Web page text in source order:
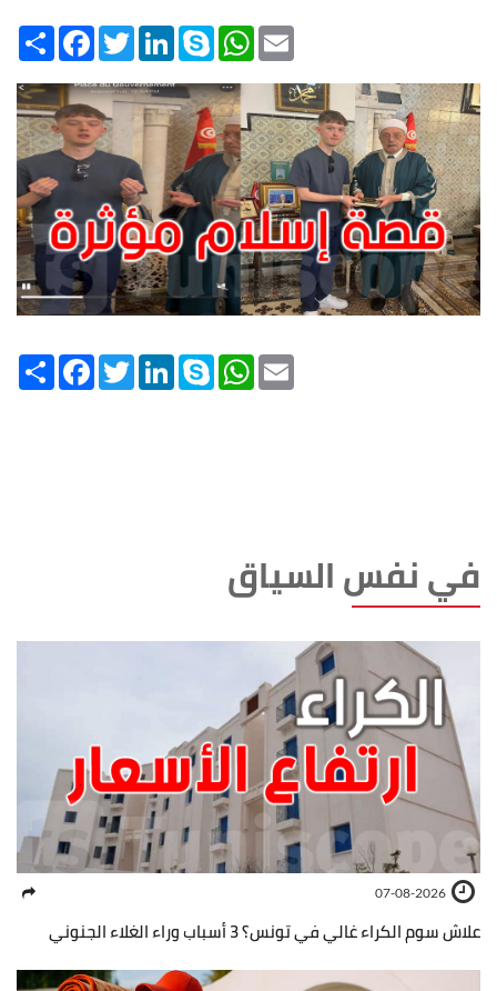
Share
FacebookTwitterLinkedInSkype
WhatsAppEmail
Share FacebookTwitterLinkedInSkype WhatsApp
في نفس السياق
07-08-2026
علاش سوم الكراء غالي في تونس؟ 3 أسباب وراء الغلاء الجنوني